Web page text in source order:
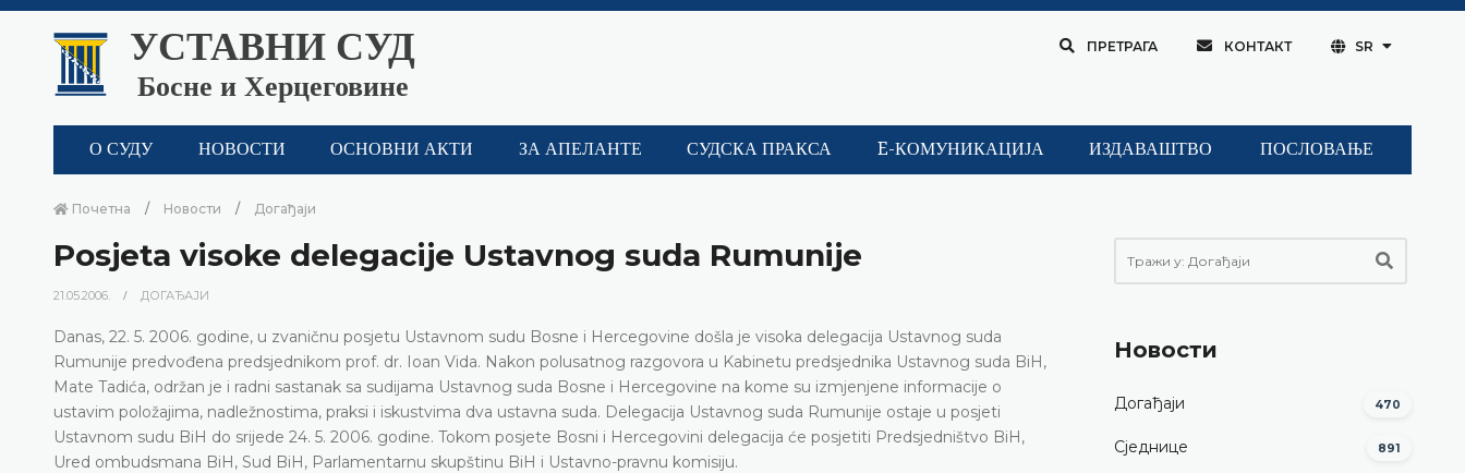
УСТАВНИ СУД
Босне и Херцеговине
ПРЕТРАГА КОНТАКТ SR
О СУДУ НОВОСТИ ОСНОВНИ АКТИ ЗА АПЕЛАНТЕ СУДСКА ПРАКСА E-КОМУНИКАЦИЈА ИЗДАВАШТВО ПОСЛОВАЊЕ
Почетна Новости Догађаји
Posjeta visoke delegacije Ustavnog suda Rumunije
21.05.2006. ДОГАЂАЈИ
Danas, 22. 5. 2006. godine, u zvaničnu posjetu Ustavnom sudu Bosne i Hercegovine došla je visoka delegacija Ustavnog suda
Rumunije predvođena predsjednikom prof. dr. Ioan Vida. Nakon polusatnog razgovora u Kabinetu predsjednika Ustavnog suda BiH,
Mate Tadića, održan je i radni sastanak sa sudijama Ustavnog suda Bosne i Hercegovine na kome su izmjenjene informacije o
ustavim položajima, nadležnostima, praksi i iskustvima dva ustavna suda. Delegacija Ustavnog suda Rumunije ostaje u posjeti
Ustavnom sudu BiH do srijede 24. 5. 2006. godine. Tokom posjete Bosni i Hercegovini delegacija će posjetiti Predsjedništvo BiH,
Ured ombudsmana BiH, Sud BiH, Parlamentarnu skupštinu BiH i Ustavno-pravnu komisiju.
Новости
Догађаји 470
Сједнице 891